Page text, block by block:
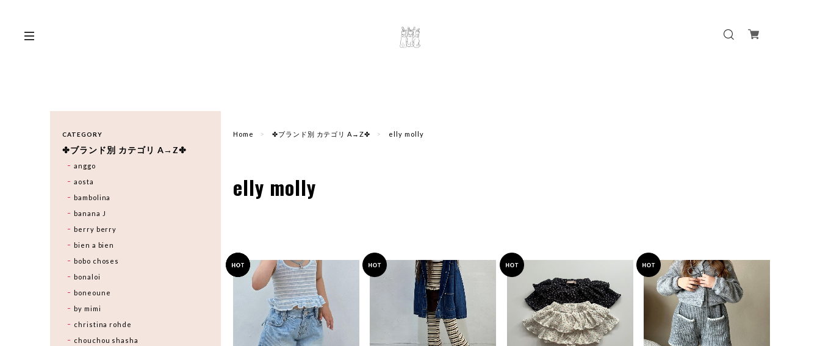
Home ✤ブランド別 カテゴリ A→Z✤ elly molly
elly molly
CATEGORY
✤ブランド別 カテゴリ A→Z✤
anggo
aosta
bambolina
banana J
berry berry
bien a bien
bobo choses
bonaloi
boneoune
by mimi
christina rohde
chouchou shasha